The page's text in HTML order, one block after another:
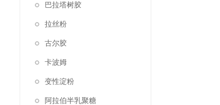
巴拉塔树胶
拉丝粉
古尔胶
卡波姆
变性淀粉
阿拉伯半乳聚糖